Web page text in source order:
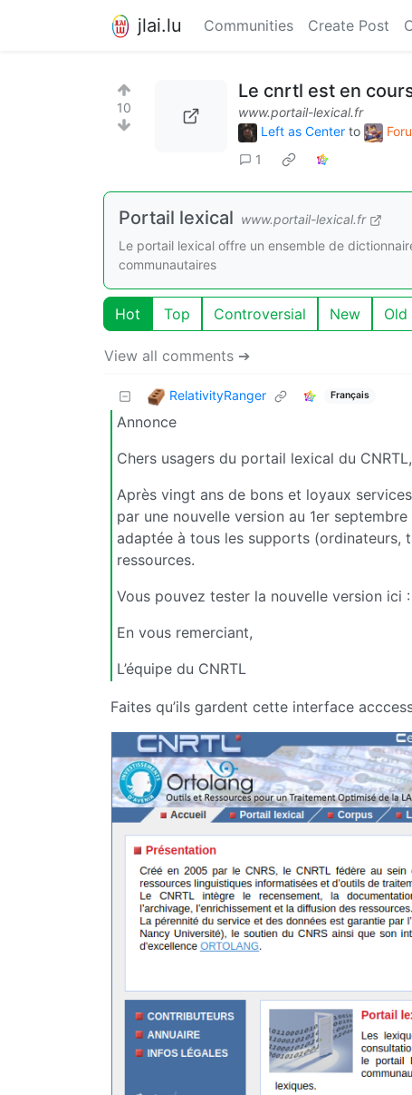
jlai.lu Communities Create Post
10
Le cnrtl est en
www.portail-lexical.fr
Left as Center to
1
Portail lexical www.portail-lexical.fr
Le portail lexical offre un ensemble de
communautaires
Hot Top Controversial New Old
View all comments ➔
RelativityRanger Français
Annonce
Chers usagers du portail lexical du CNRTL,
Après vingt ans de bons et loyaux
par une nouvelle version au 1er
adaptée à tous les supports (ordinateurs,
ressources.
Vous pouvez tester la nouvelle version ici :
En vous remerciant,
L’équipe du CNRTL
Faites qu’ils gardent cette interface